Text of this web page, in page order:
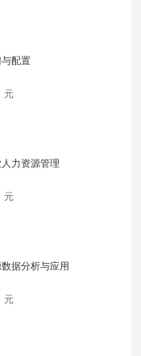
配置
元
力资源管理
元
据分析与应用
元